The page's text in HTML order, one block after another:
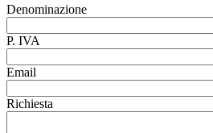
Denominazione
P. IVA
Email
Richiesta